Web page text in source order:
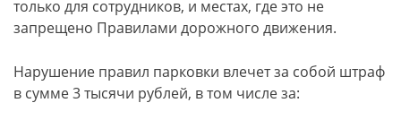
только для сотрудников, и местах, где это не
запрещено Правилами дорожного движения.
Нарушение правил парковки влечет за собой штраф
в сумме 3 тысячи рублей, в том числе за: